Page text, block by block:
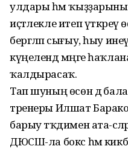
улдары һәм
иҫтәлекле итеп үткәреү
бергәләп сығыу, һыу
күңелендә мәңге
ҡалдырасаҡ.
Тап шуның өсөн дә
тренеры Илшат
барыу тәҡдимен ата-
ДЮСШ-ла бокс һәм